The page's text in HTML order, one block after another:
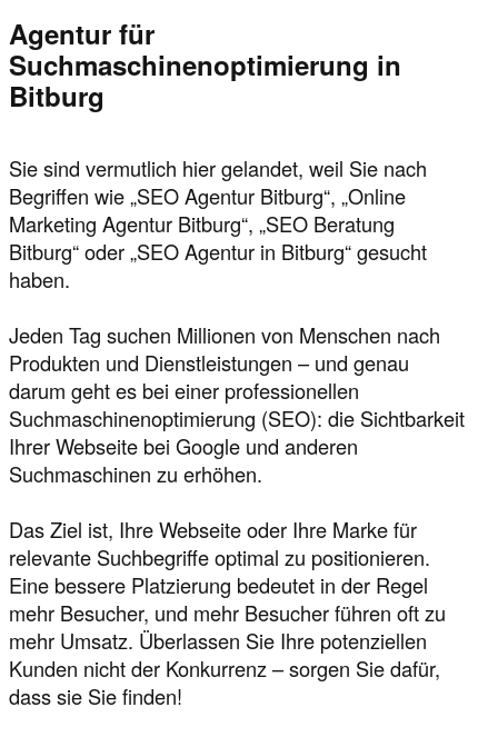
Agentur für
Suchmaschinenoptimierung in
Bitburg
Sie sind vermutlich hier gelandet, weil Sie nach
Begriffen wie „SEO Agentur Bitburg“, „Online
Marketing Agentur Bitburg“, „SEO Beratung
Bitburg“ oder „SEO Agentur in Bitburg“ gesucht
haben.
Jeden Tag suchen Millionen von Menschen nach
Produkten und Dienstleistungen – und genau
darum geht es bei einer professionellen
Suchmaschinenoptimierung (SEO): die Sichtbarkeit
Ihrer Webseite bei Google und anderen
Suchmaschinen zu erhöhen.
Das Ziel ist, Ihre Webseite oder Ihre Marke für
relevante Suchbegriffe optimal zu positionieren.
Eine bessere Platzierung bedeutet in der Regel
mehr Besucher, und mehr Besucher führen oft zu
mehr Umsatz. Überlassen Sie Ihre potenziellen
Kunden nicht der Konkurrenz – sorgen Sie dafür,
dass sie Sie finden!